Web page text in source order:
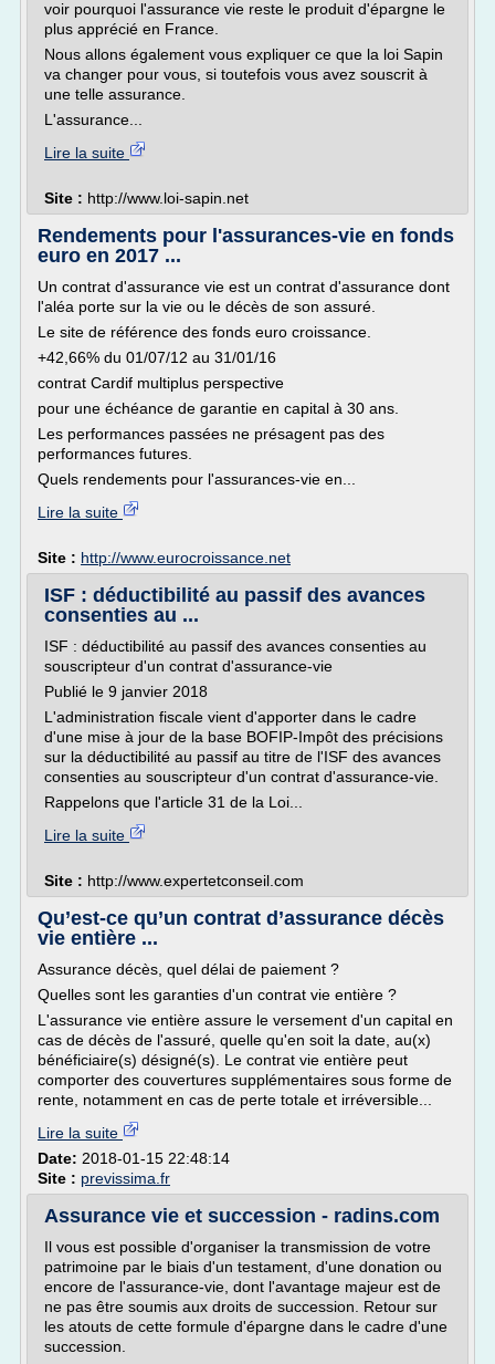
voir pourquoi l'assurance vie reste le produit d'épargne le
plus apprécié en France.
Nous allons également vous expliquer ce que la loi Sapin
va changer pour vous, si toutefois vous avez souscrit à
une telle assurance.
L'assurance...
Lire la suite
Site : http://www.loi-sapin.net
Rendements pour l'assurances-vie en fonds
euro en 2017 ...
Un contrat d'assurance vie est un contrat d'assurance dont
l'aléa porte sur la vie ou le décès de son assuré.
Le site de référence des fonds euro croissance.
+42,66% du 01/07/12 au 31/01/16
contrat Cardif multiplus perspective
pour une échéance de garantie en capital à 30 ans.
Les performances passées ne présagent pas des
performances futures.
Quels rendements pour l'assurances-vie en...
Lire la suite
Site : http://www.eurocroissance.net
ISF : déductibilité au passif des avances
consenties au ...
ISF : déductibilité au passif des avances consenties au
souscripteur d'un contrat d'assurance-vie
Publié le 9 janvier 2018
L'administration fiscale vient d'apporter dans le cadre
d'une mise à jour de la base BOFIP-Impôt des précisions
sur la déductibilité au passif au titre de l'ISF des avances
consenties au souscripteur d'un contrat d'assurance-vie.
Rappelons que l'article 31 de la Loi...
Lire la suite
Site : http://www.expertetconseil.com
Qu’est-ce qu’un contrat d’assurance décès
vie entière ...
Assurance décès, quel délai de paiement ?
Quelles sont les garanties d'un contrat vie entière ?
L'assurance vie entière assure le versement d'un capital en
cas de décès de l'assuré, quelle qu'en soit la date, au(x)
bénéficiaire(s) désigné(s). Le contrat vie entière peut
comporter des couvertures supplémentaires sous forme de
rente, notamment en cas de perte totale et irréversible...
Lire la suite
Date: 2018-01-15 22:48:14
Site : previssima.fr
Assurance vie et succession - radins.com
Il vous est possible d'organiser la transmission de votre
patrimoine par le biais d'un testament, d'une donation ou
encore de l'assurance-vie, dont l'avantage majeur est de
ne pas être soumis aux droits de succession. Retour sur
les atouts de cette formule d'épargne dans le cadre d'une
succession.